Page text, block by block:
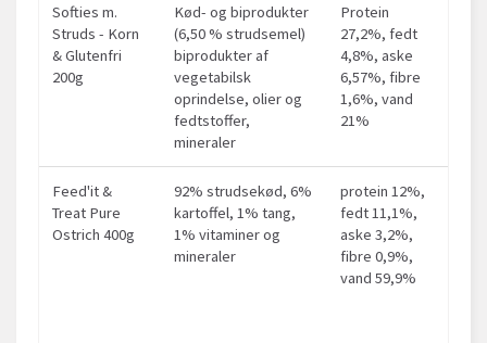
Softies m.
Struds - Korn
& Glutenfri
200g
Kød- og biprodukter
(6,50 % strudsemel)
biprodukter af
vegetabilsk
oprindelse, olier og
fedtstoffer,
mineraler
Protein
27,2%, fedt
4,8%, aske
6,57%, fibre
1,6%, vand
21%
Feed'it &
Treat Pure
Ostrich 400g
92% strudsekød, 6%
kartoffel, 1% tang,
1% vitaminer og
mineraler
protein 12%,
fedt 11,1%,
aske 3,2%,
fibre 0,9%,
vand 59,9%